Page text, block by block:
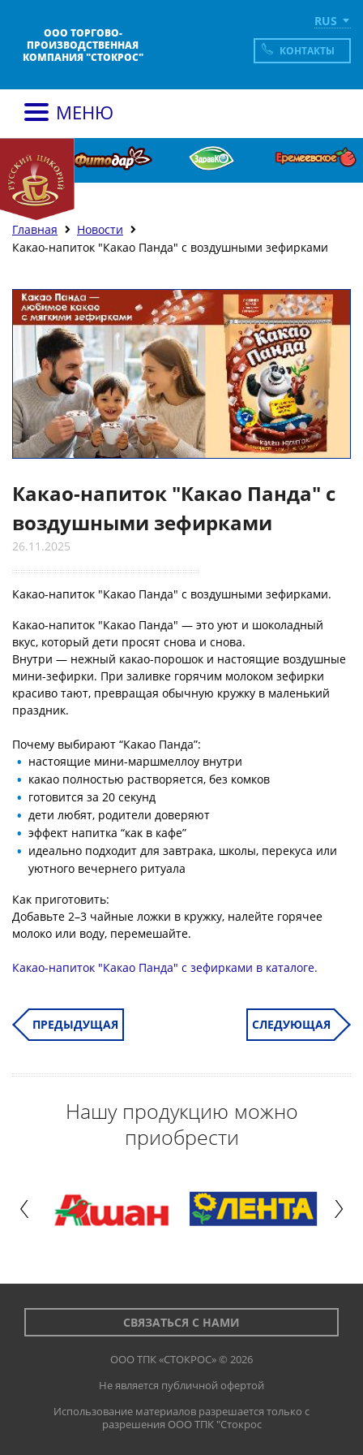
ООО ТОРГОВО-
ПРОИЗВОДСТВЕННАЯ
КОМПАНИЯ "СТОКРОС"
RUS
КОНТАКТЫ
МЕНЮ
Главная
Новости
Какао-напиток "Какао Панда" с воздушными зефирками
Какао-напиток "Какао Панда" с
воздушными зефирками
26.11.2025
Какао-напиток "Какао Панда" с воздушными зефирками.
Какао-напиток "Какао Панда" — это уют и шоколадный
вкус, который дети просят снова и снова.
Внутри — нежный какао-порошок и настоящие воздушные
мини-зефирки. При заливке горячим молоком зефирки
красиво тают, превращая обычную кружку в маленький
праздник.
Почему выбирают “Какао Панда”:
настоящие мини-маршмеллоу внутри
какао полностью растворяется, без комков
готовится за 20 секунд
дети любят, родители доверяют
эффект напитка “как в кафе”
идеально подходит для завтрака, школы, перекуса или
уютного вечернего ритуала
Как приготовить:
Добавьте 2–3 чайные ложки в кружку, налейте горячее
молоко или воду, перемешайте.
Какао-напиток "Какао Панда" с зефирками в каталоге.
ПРЕДЫДУЩАЯ СЛЕДУЮЩАЯ
Нашу продукцию можно
приобрести
СВЯЗАТЬСЯ С НАМИ
ООО ТПК «СТОКРОС» © 2026
Не является публичной офертой
Использование материалов разрешается только с
разрешения ООО ТПК "Стокрос